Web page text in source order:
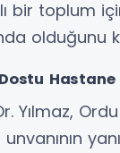
bir toplum
olduğunu
Hastane
Yılmaz,